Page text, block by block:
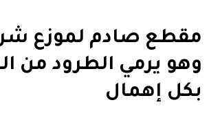
مقطع صادم لموزع
وهو يرمي الطرود من
بكل إهمال